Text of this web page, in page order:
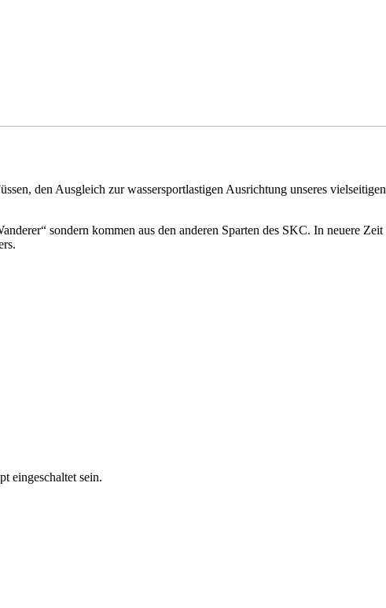
den Ausgleich zur wassersportlastigen Ausrichtung unseres
sondern kommen aus den anderen Sparten des SKC. In neuere
eingeschaltet sein.